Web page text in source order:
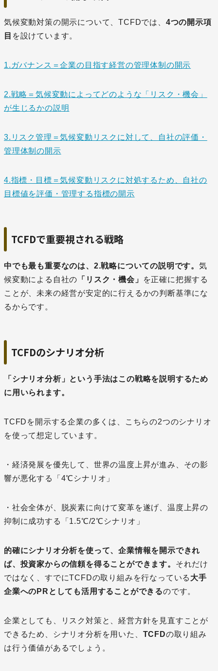
気候変動対策の開示について、TCFDでは、 4つの開示項
目 を設けています。
1.ガバナンス＝企業の目指す経営の管理体制の開示
2.戦略＝気候変動によってどのような「リスク・機会」
が生じるかの説明
3.リスク管理＝気候変動リスクに対して、自社の評価・
管理体制の開示
4.指標・目標＝気候変動リスクに対処するため、自社の
目標値を評価・管理する指標の開示
TCFDで重要視される戦略
中でも最も重要なのは、2.戦略についての説明です。 気
候変動による自社の 「リスク・機会」
を正確に把握する
ことが、未来の経営が安定的に行えるかの判断基準にな
るからです。
TCFDのシナリオ分析
「シナリオ分析」という手法はこの戦略を説明するため
に用いられます。
TCFDを開示する企業の多くは、こちらの2つのシナリオ
を使って想定しています。
・経済発展を優先して、世界の温度上昇が進み、その影
響が悪化する「4℃シナリオ」
・社会全体が、脱炭素に向けて変革を遂げ、温度上昇の
抑制に成功する「1.5℃/2℃シナリオ」
的確にシナリオ分析を使って、企業情報を開示できれ
ば、投資家からの信頼を得ることができます。 それだけ
ではなく、すでにTCFDの取り組みを行なっている 大手
企業へのPRとしても活用することができるのです。
企業としても、リスク対策と、経営方針を見直すことが
できるため、シナリオ分析を用いた、 TCFDの取り組み
は行う価値があるでしょう。